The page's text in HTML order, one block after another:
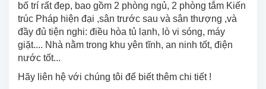
bố trí rất đẹp, bao gồm 2 phòng ngủ, 2 phòng tắm Kiến
trúc Pháp hiện đại ,sân trước sau và sân thượng ,và
đầy đủ tiện nghi: điều hòa tủ lạnh, lò vi sóng, máy
giặt.... Nhà nằm trong khu yên tĩnh, an ninh tốt, điện
nước tốt...
Hãy liên hệ với chúng tôi để biết thêm chi tiết !